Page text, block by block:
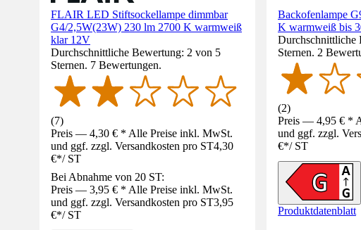
FLAIR LED Stiftsockellampe dimmbar
G4/2,5W(23W) 230 lm 2700 K warmweiß
klar 12V
Durchschnittliche Bewertung: 2 von 5
Sternen. 7 Bewertungen.
(7)
Preis — 4,30 € * Alle Preise inkl. MwSt.
und ggf. zzgl. Versandkosten pro ST4,30
€*/ ST
Bei Abnahme von 20 ST:
Preis — 3,95 € * Alle Preise inkl. MwSt.
und ggf. zzgl. Versandkosten pro ST3,95
€*/ ST
Backofenlampe
K warmweiß bis
Durchschnittliche
Sternen. 2
(2)
Preis — 4,95 € *
und ggf. zzgl.
€*/ ST
Produktdatenblatt